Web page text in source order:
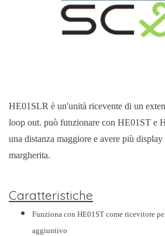
HE01SLR è un'unità ricevente di un
loop out. può funzionare con HE01ST e
una distanza maggiore e avere più display
margherita.
Caratteristiche
Funziona con HE01ST come ricevitore
aggiuntivo